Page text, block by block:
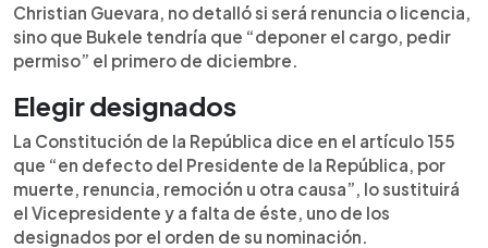
Christian Guevara, no detalló si será renuncia o licencia,
sino que Bukele tendría que “deponer el cargo, pedir
permiso” el primero de diciembre.
Elegir designados
La Constitución de la República dice en el artículo 155
que “en defecto del Presidente de la República, por
muerte, renuncia, remoción u otra causa”, lo sustituirá
el Vicepresidente y a falta de éste, uno de los
designados por el orden de su nominación.